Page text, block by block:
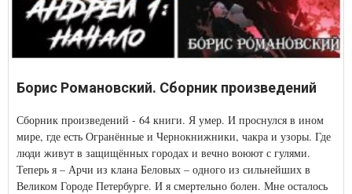
Борис Романовский. Сборник произведений
Сборник произведений - 64 книги. Я умер. И проснулся в ином
мире, где есть Огранённые и Чернокнижники, чакра и узоры. Где
люди живут в защищённых городах и вечно воюют с гулями.
Теперь я – Арчи из клана Беловых – одного из сильнейших в
Великом Городе Петербурге. И я смертельно болен. Мне осталось